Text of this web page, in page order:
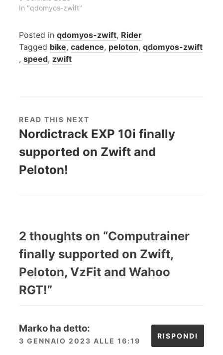
In "qdomyos-zwift"
Posted in qdomyos-zwift, Rider
Tagged bike, cadence, peloton, qdomyos-zwift
, speed, zwift
READ THIS NEXT
Nordictrack EXP 10i finally
supported on Zwift and
Peloton!
2 thoughts on “Computrainer
finally supported on Zwift,
Peloton, VzFit and Wahoo
RGT!”
Marko ha detto:
3 GENNAIO 2023 ALLE 16:19
RISPONDI